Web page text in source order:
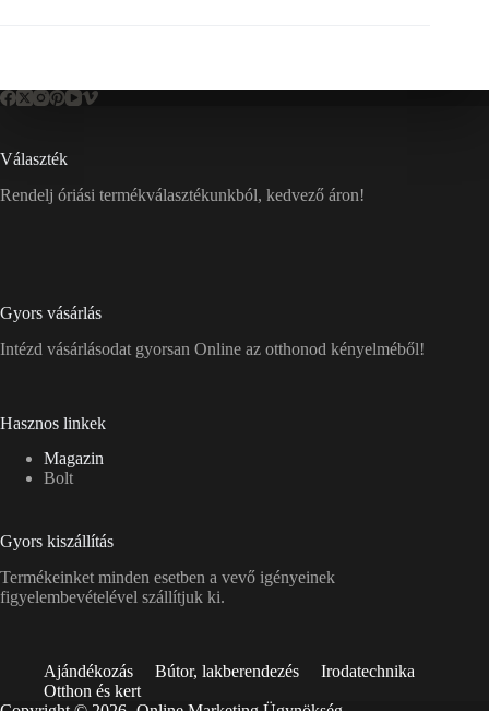
Választék
Rendelj óriási termékválasztékunkból, kedvező áron!
Gyors vásárlás
Intézd vásárlásodat gyorsan Online az otthonod kényelméből!
Hasznos linkek
Magazin
Bolt
Gyors kiszállítás
Termékeinket minden esetben a vevő igényeinek
figyelembevételével szállítjuk ki.
Ajándékozás Bútor, lakberendezés
Irodatechnika
Otthon és kert